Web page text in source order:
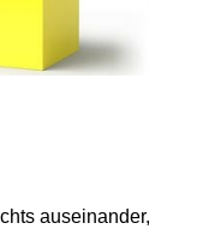
auseinander,